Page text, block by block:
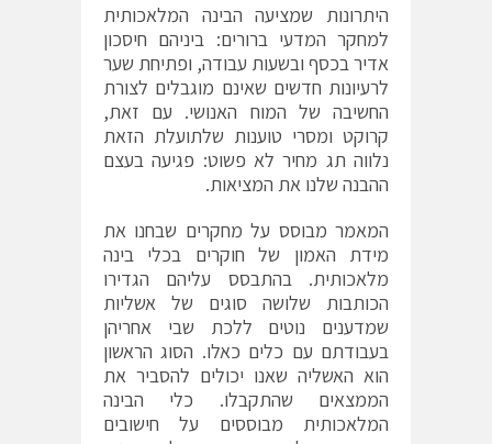
היתרונות שמציעה הבינה המלאכותית
למחקר המדעי ברורים: ביניהם חיסכון
אדיר בכסף ובשעות עבודה, ופתיחת שער
לרעיונות חדשים שאינם מוגבלים לצורת
החשיבה של המוח האנושי. עם זאת,
קרוקט ומסרי טוענות שלתועלת הזאת
נלווה תג מחיר לא פשוט: פגיעה בעצם
ההבנה שלנו את המציאות.
המאמר מבוסס על מחקרים שבחנו את
מידת האמון של חוקרים בכלי בינה
מלאכותית. בהתבסס עליהם הגדירו
הכותבות שלושה סוגים של אשליות
שמדענים נוטים ללכת שבי אחריהן
בעבודתם עם כלים כאלו. הסוג הראשון
הוא האשליה שאנו יכולים להסביר את
הממצאים שהתקבלו. כלי הבינה
המלאכותית מבוססים על חישובים